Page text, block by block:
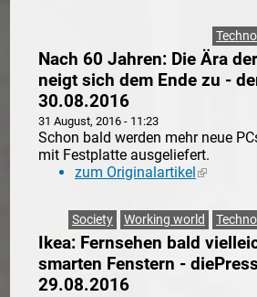
Nach 60 Jahren: Die Ära
neigt sich dem Ende zu -
30.08.2016
31 August, 2016 - 11:23
Schon bald werden mehr neue
mit Festplatte ausgeliefert.
zum Originalartikel(link is
Society Working world
Ikea: Fernsehen bald
smarten Fenstern -
29.08.2016